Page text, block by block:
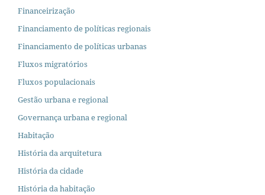
Financeirização
Financiamento de políticas regionais
Financiamento de políticas urbanas
Fluxos migratórios
Fluxos populacionais
Gestão urbana e regional
Governança urbana e regional
Habitação
História da arquitetura
História da cidade
História da habitação